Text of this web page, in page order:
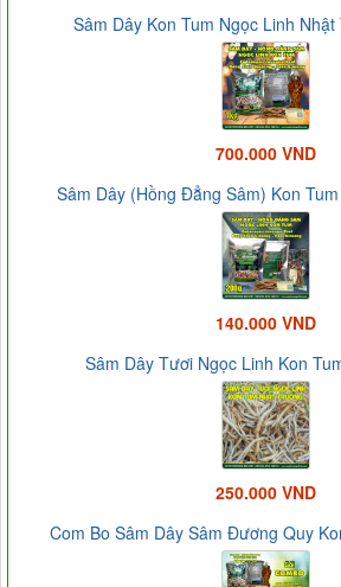
Sâm Dây Kon Tum Ngọc Linh
700.000 VND
Sâm Dây (Hồng Đẳng Sâm) Kon
140.000 VND
Sâm Dây Tươi Ngọc Linh Kon
250.000 VND
Com Bo Sâm Dây Sâm Đương Quy